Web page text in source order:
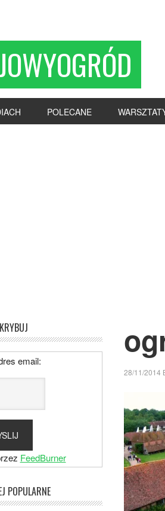
POLECANE
28/11/2014
email:
FeedBurner
POPULARNE